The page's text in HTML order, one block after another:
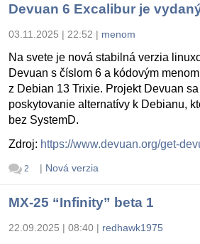
Devuan 6 Excalibur je
03.11.2025 | 22:52 | menom
Na svete je nová stabilná verzia
Devuan s číslom 6 a kódovým
z Debian 13 Trixie. Projekt Devuan
poskytovanie alternatívy k Debianu,
bez SystemD.
Zdroj: https://www.devuan.org/get-
2 | Nová verzia
MX-25 “Infinity” beta 1
22.09.2025 | 08:40 | redhawk1975